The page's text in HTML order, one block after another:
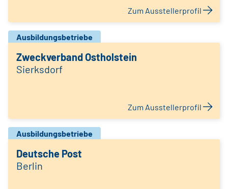
Zum Ausstellerprofil
Ausbildungsbetriebe
Zweckverband Ostholstein
Sierksdorf
Zum Ausstellerprofil
Ausbildungsbetriebe
Deutsche Post
Berlin